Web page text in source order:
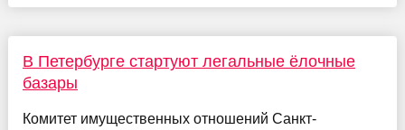
В Петербурге стартуют легальные ёлочные
базары
Комитет имущественных отношений Санкт-